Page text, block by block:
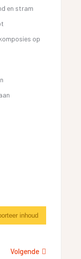
en stram
op
inhoud
Volgende